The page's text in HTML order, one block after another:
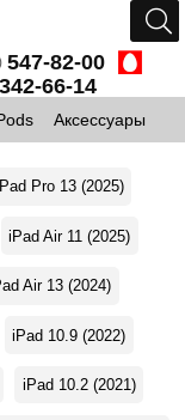
547-82-00
342-66-14
Аксессуары
Pro 13 (2025)
iPad Air 11 (2025)
Air 13 (2024)
iPad 10.9 (2022)
iPad 10.2 (2021)